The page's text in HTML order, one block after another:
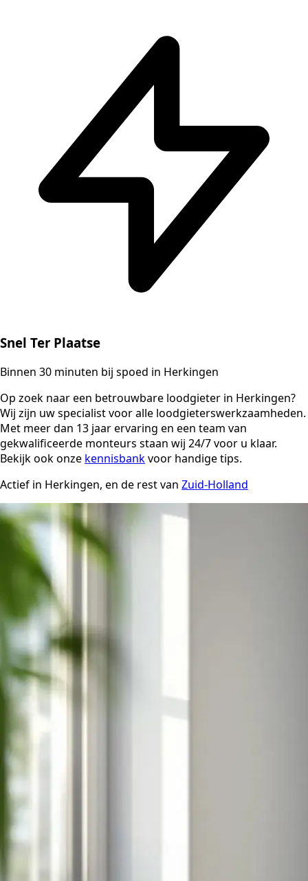
Snel Ter Plaatse
Binnen 30 minuten bij spoed in Herkingen
Op zoek naar een betrouwbare loodgieter in Herkingen?
Wij zijn uw specialist voor alle loodgieterswerkzaamheden.
Met meer dan 13 jaar ervaring en een team van
gekwalificeerde monteurs staan wij 24/7 voor u klaar.
Bekijk ook onze kennisbankvoor handige tips.
Actief in Herkingen, en de rest van Zuid-Holland